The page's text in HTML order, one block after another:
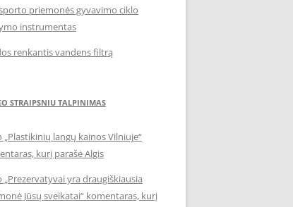
priemonės gyvavimo ciklo
instrumentas
renkantis vandens filtrą
STRAIPSNIU TALPINIMAS
„Plastikinių langų kainos Vilniuje“
kurį parašė Algis
„Prezervatyvai yra draugiškiausia
Jūsų sveikatai“ komentaras, kurį